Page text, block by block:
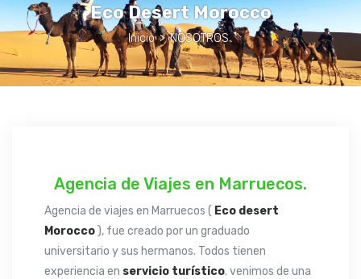
Eco Desert Morocco
Inicio > NOSOTROS
Agencia de Viajes en Marruecos.
Agencia de viajes en Marruecos ( Eco desert
Morocco ), fue creado por un graduado
universitario y sus hermanos. Todos tienen
experiencia en servicio turístico. venimos de una